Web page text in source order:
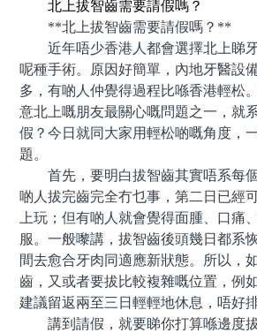
北上拔智齒需要請假嗎？
**北上拔智齒需要請假嗎？**
近年唔少香港人都會選擇北上睇
呢種手術。原因好簡單，內地牙醫設
多，有啲人仲覺得過程比喺香港輕松
意北上嘅朋友最關心嘅問題之一，
假？今日就同大家用輕松啲嘅角度，
題。
首先，要明白拔智齒其實唔系每
啲人拔完齒完全冇乜事，第二日已經
上玩；但有啲人就會覺得面腫、口痛
服。一般嚟講，拔智齒後頭幾日都系
間去愈合牙肉同適應新狀態。所以，
齒，又或者要拔比較複雜嘅位置，例
建議留返兩至三日輕輕地休息，唔好
講到請假，就要睇你打算喺邊度